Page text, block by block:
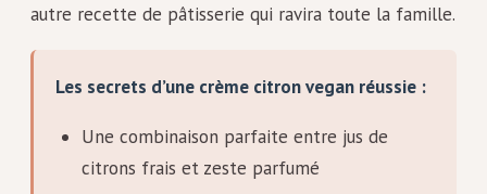
autre recette de pâtisserie qui ravira toute la famille.
Les secrets d’une crème citron vegan réussie :
Une combinaison parfaite entre jus de
citrons frais et zeste parfumé